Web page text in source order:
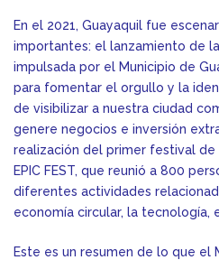
En el 2021, Guayaquil fue
importantes: el lanzamiento de la
impulsada por el Municipio de
para fomentar el orgullo y la
de visibilizar a nuestra ciudad
genere negocios e inversión
realización del primer festival de
EPIC FEST, que reunió a 800
diferentes actividades
economía circular, la tecnología,
Este es un resumen de lo que el